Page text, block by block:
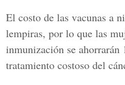
El costo de las vacunas a
lempiras, por lo que las
inmunización se
tratamiento costoso del